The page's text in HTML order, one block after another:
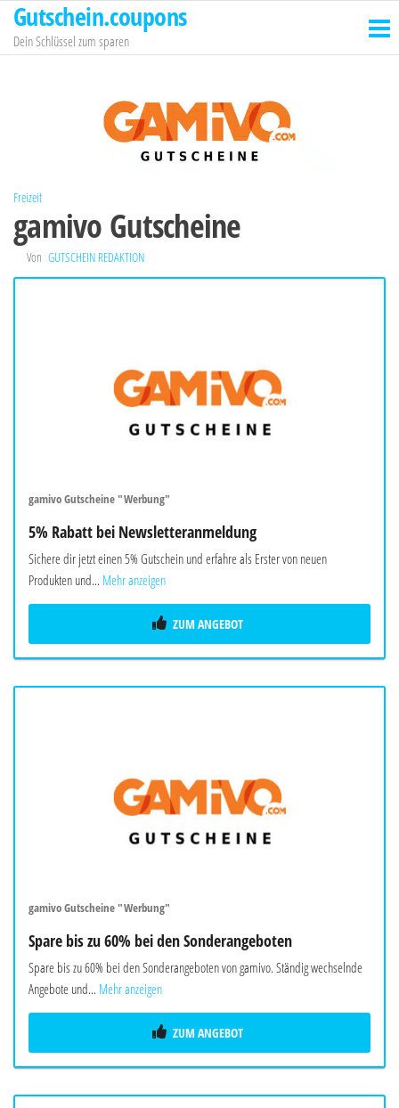
Zum
Inhalt
springen
Gutschein.coupons
Dein Schlüssel zum sparen
Freizeit
gamivo Gutscheine
Von GUTSCHEIN REDAKTION
gamivo Gutscheine "Werbung"
5% Rabatt bei Newsletteranmeldung
Sichere dir jetzt einen 5% Gutschein und erfahre als Erster von neuen
Produkten und... Mehr anzeigen
ZUM ANGEBOT
gamivo Gutscheine "Werbung"
Spare bis zu 60% bei den Sonderangeboten
Spare bis zu 60% bei den Sonderangeboten von gamivo. Ständig wechselnde
Angebote und... Mehr anzeigen
ZUM ANGEBOT